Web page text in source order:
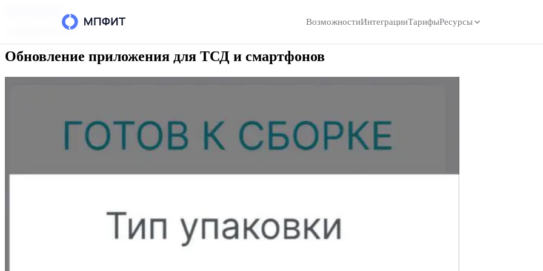
ВозможностиИнтеграцииТарифыРесурсы
21 февраля 2025 г.
Обновление приложения для ТСД и смартфонов